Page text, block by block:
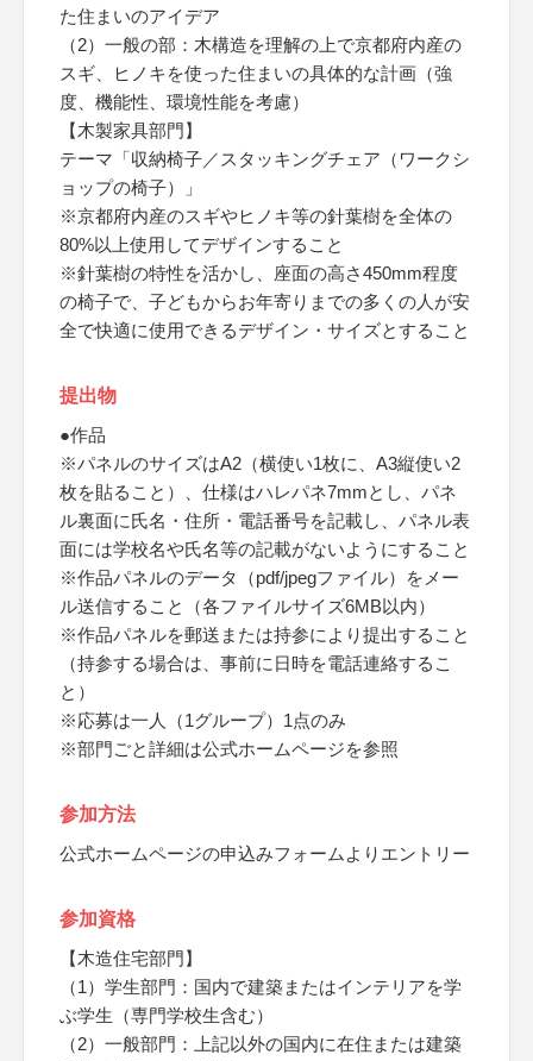
た住まいのアイデア
（2）一般の部：木構造を理解の上で京都府内産の
スギ、ヒノキを使った住まいの具体的な計画（強
度、機能性、環境性能を考慮）
【木製家具部門】
テーマ「収納椅子／スタッキングチェア（ワークシ
ョップの椅子）」
※京都府内産のスギやヒノキ等の針葉樹を全体の
80%以上使用してデザインすること
※針葉樹の特性を活かし、座面の高さ450mm程度
の椅子で、子どもからお年寄りまでの多くの人が安
全で快適に使用できるデザイン・サイズとすること
提出物
●作品
※パネルのサイズはA2（横使い1枚に、A3縦使い2
枚を貼ること）、仕様はハレパネ7mmとし、パネ
ル裏面に氏名・住所・電話番号を記載し、パネル表
面には学校名や氏名等の記載がないようにすること
※作品パネルのデータ（pdf/jpegファイル）をメー
ル送信すること（各ファイルサイズ6MB以内）
※作品パネルを郵送または持参により提出すること
（持参する場合は、事前に日時を電話連絡するこ
と）
※応募は一人（1グループ）1点のみ
※部門ごと詳細は公式ホームページを参照
参加方法
公式ホームページの申込みフォームよりエントリー
参加資格
【木造住宅部門】
（1）学生部門：国内で建築またはインテリアを学
ぶ学生（専門学校生含む）
（2）一般部門：上記以外の国内に在住または建築